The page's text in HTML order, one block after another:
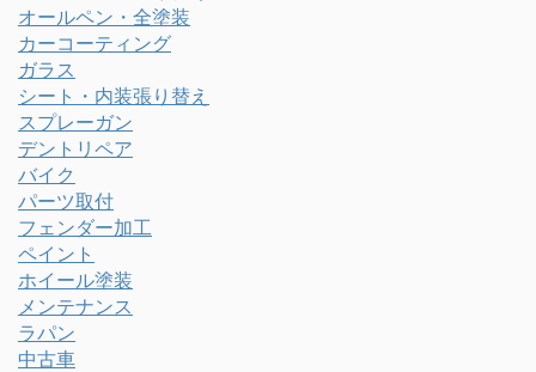
オールペン・全塗装
カーコーティング
ガラス
シート・内装張り替え
スプレーガン
デントリペア
バイク
パーツ取付
フェンダー加工
ペイント
ホイール塗装
メンテナンス
ラパン
中古車